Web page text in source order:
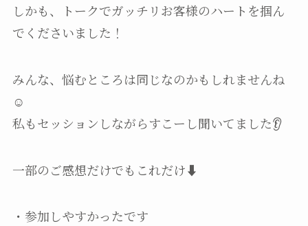
しかも、トークでガッチリお客様のハートを掴ん
でくださいました！
みんな、悩むところは同じなのかもしれませんね
☺️
私もセッションしながらすこーし聞いてました👂
一部のご感想だけでもこれだけ⬇️
・参加しやすかったです